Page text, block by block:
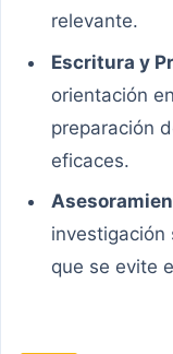
relevante.
Escritura y
orientación
preparación
eficaces.
investigación
que se evite